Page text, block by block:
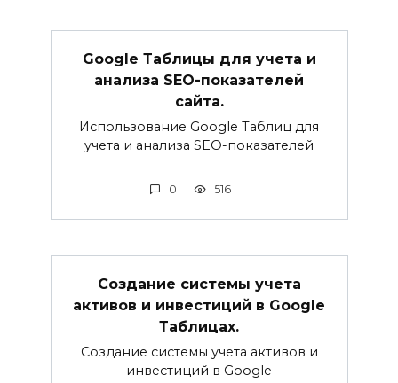
Google Таблицы для учета и
анализа SEO-показателей
сайта.
Использование Google Таблиц для
учета и анализа SEO-показателей
0 516
Создание системы учета
активов и инвестиций в Google
Таблицах.
Создание системы учета активов и
инвестиций в Google